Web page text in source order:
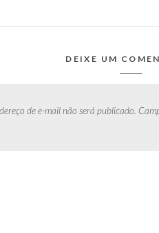
DEIXE UM
de e-mail não será publicado.